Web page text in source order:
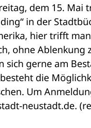
dem 15. Mai
in der
hier trifft
ohne
gerne am
die
Um
neustadt.de.